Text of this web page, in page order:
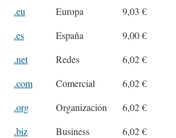
.eu Europa
9,03 €
.es
España
9,00 €
.net
Redes
6,02 €
.com
Comercial
6,02 €
.org
Organización
6,02 €
.biz
Business
6,02 €